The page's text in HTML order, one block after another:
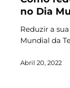
no Dia
Reduzir a
Mundial da
Abril 20, 2022